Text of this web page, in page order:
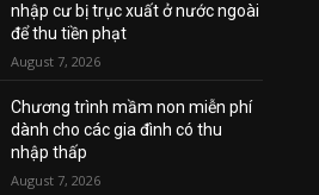
nhập cư bị trục xuất ở nước ngoài
để thu tiền phạt
August 7, 2026
Chương trình mầm non miễn phí
dành cho các gia đình có thu
nhập thấp
August 7, 2026